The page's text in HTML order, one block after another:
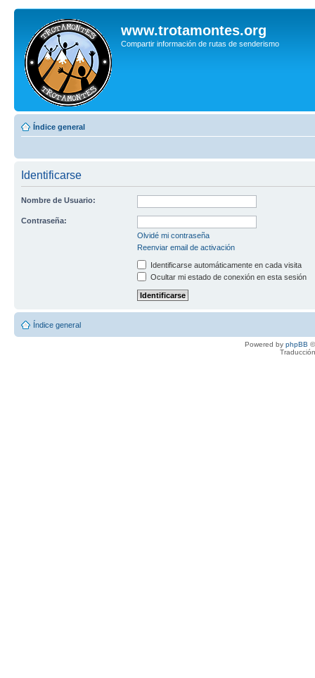
www.trotamontes.org
Compartir información de rutas de senderismo
Índice general
Identificarse
Nombre de Usuario:
Contraseña:
Olvidé mi contraseña
Reenviar email de activación
Identificarse automáticamente en cada visita
Ocultar mi estado de conexión en esta sesión
Índice general
Powered by phpBB